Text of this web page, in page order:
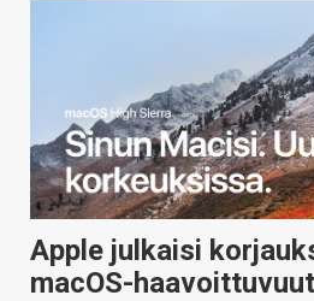
Apple julkaisi
macOS-